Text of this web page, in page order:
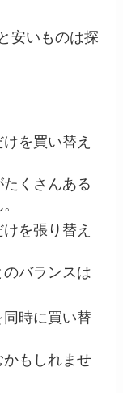
安いものは探
を買い替え
くさんある
を張り替え
バランスは
時に買い替
もしれませ